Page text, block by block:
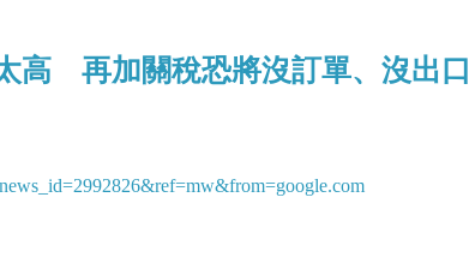
高 再加關稅恐將沒訂單、沒出口